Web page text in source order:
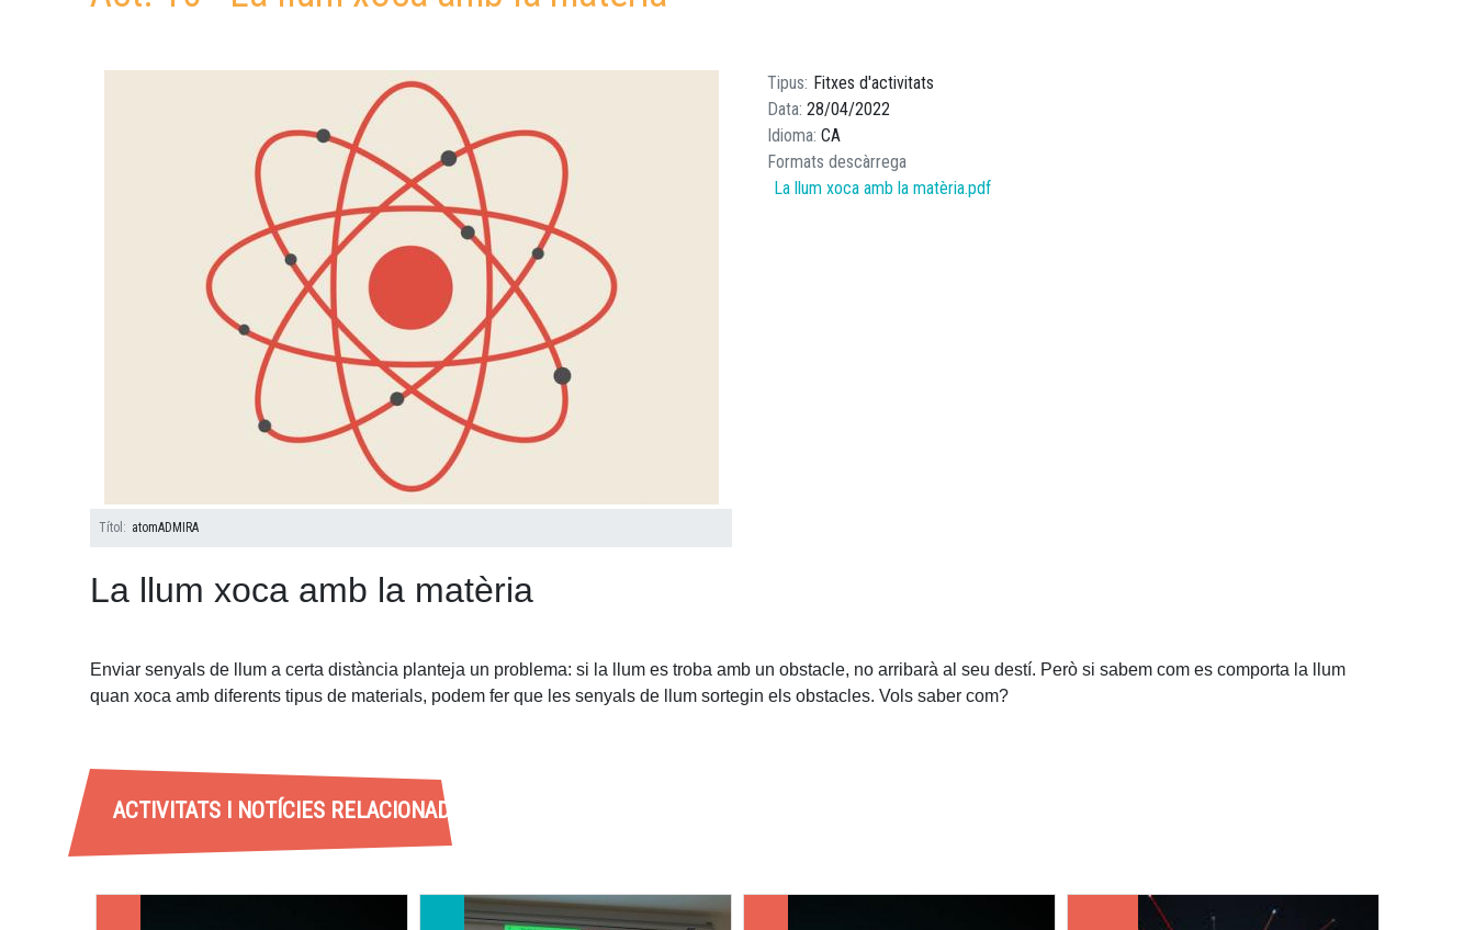
Títol atomADMIRA
Tipus Fitxes d'activitats
Data 28/04/2022
Idioma CA
Formats descàrrega
La llum xoca amb la matèria.pdf
La llum xoca amb la matèria
Enviar senyals de llum a certa distància planteja un problema: si la llum es troba amb un obstacle, no arribarà al seu destí. Però si sabem com es comporta la llum
quan xoca amb diferents tipus de materials, podem fer que les senyals de llum sortegin els obstacles. Vols saber com?
ACTIVITATS I NOTÍCIES RELACIONADES